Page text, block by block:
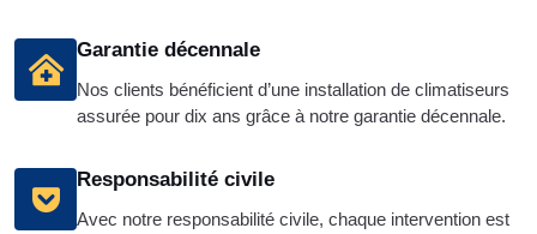
Garantie décennale
Nos clients bénéficient d’une installation de climatiseurs
assurée pour dix ans grâce à notre garantie décennale.
Responsabilité civile
Avec notre responsabilité civile, chaque intervention est